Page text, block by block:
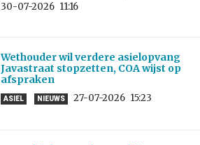
30-07-2026 11:16
Wethouder wil verdere asielopvang
Javastraat stopzetten, COA wijst op
afspraken
ASIEL NIEUWS 27-07-2026 15:23